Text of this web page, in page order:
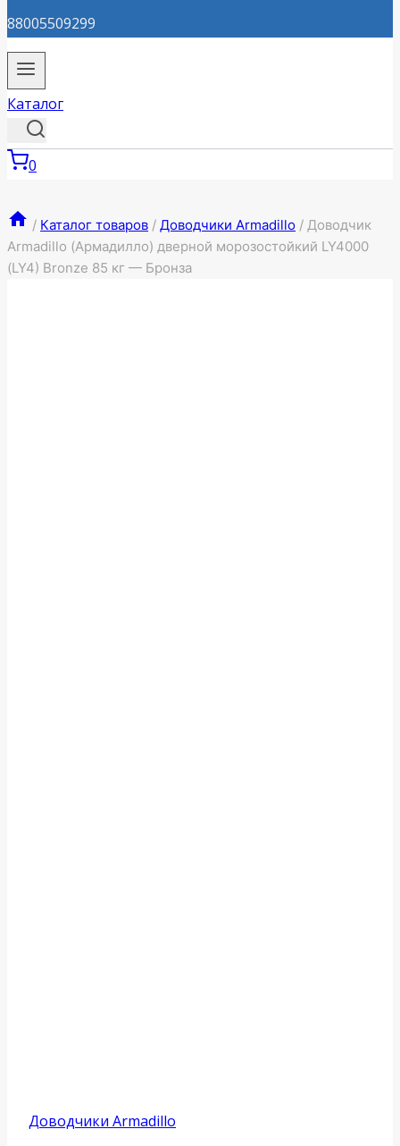
88005509299
Каталог
0
/ Каталог товаров / Доводчики Armadillo / Доводчик
Armadillo (Армадилло) дверной морозостойкий LY4000
(LY4) Bronze 85 кг — Бронза
Доводчики Armadillo